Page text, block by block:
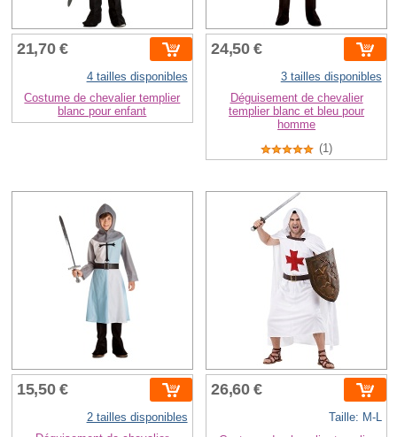
21,70 €
4 tailles disponibles
Costume de chevalier templier
blanc pour enfant
24,50 €
3 tailles disponibles
Déguisement de chevalier
templier blanc et bleu pour
homme
(1)
15,50 €
2 tailles disponibles
26,60 €
Taille: M-L